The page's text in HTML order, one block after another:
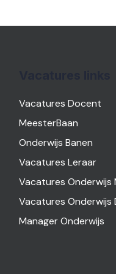
Vacatures Docent
MeesterBaan
Onderwijs Banen
Vacatures Leraar
Vacatures Onderwijs
Vacatures Onderwijs
Manager Onderwijs